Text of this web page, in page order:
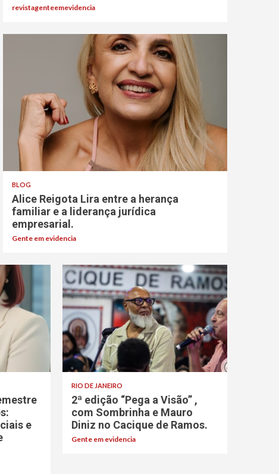
revistagenteemevidencia
BLOG
Alice Reigota Lira entre a herança
familiar e a liderança jurídica
empresarial.
Gente em evidencia
e
RIO DE JANEIRO
2ª edição “Pega a Visão” ,
com Sombrinha e Mauro
Diniz no Cacique de Ramos.
Gente em evidencia